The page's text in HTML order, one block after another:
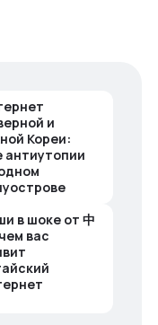
и
Кореи:
антиутопии
в шоке от 中
вас